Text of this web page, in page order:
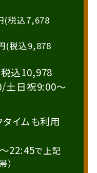
(税込7,678
税込9,878
込10,978
日祝9:00～
イムも利用
22:45で上記
）